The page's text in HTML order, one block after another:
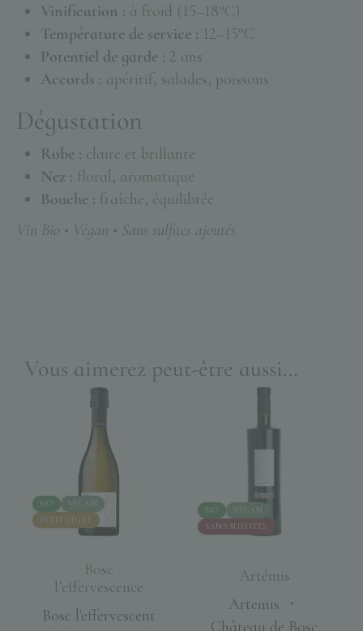
Vinification : à froid (15–18°C)
Température de service : 12–15°C
Potentiel de garde : 2 ans
Accords : apéritif, salades, poissons
Dégustation
Robe : claire et brillante
Nez : floral, aromatique
Bouche : fraîche, équilibrée
Vin Bio • Végan • Sans sulfites ajoutés
Vous aimerez peut-être aussi…
BIO
VÉGAN
PETIT DEGRÉ
Bosc
l’effervescence
Bosc l'effervescent
BIO
VÉGAN
SANS SULFITES
Artémis
Artemis ・
Château de Bosc